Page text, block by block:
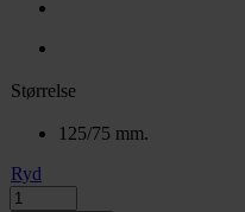
Størrelse
125/75 mm.
Ryd